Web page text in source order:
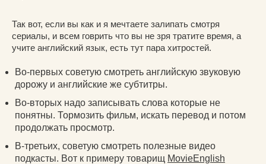
Так вот, если вы как и я мечтаете залипать смотря
сериалы, и всем говрить что вы не зря тратите время, а
учите английский язык, есть тут пара хитростей.
Во-первых советую смотреть английскую звуковую
дорожу и английские же субтитры.
Во-вторых надо записывать слова которые не
понятны. Тормозить фильм, искать перевод и потом
продолжать просмотр.
В-третьих, советую смотреть полезные видео
подкасты. Вот к примеру товарищ MovieEnglish